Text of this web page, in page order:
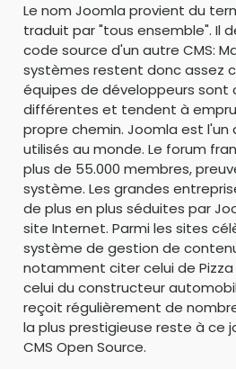
Le nom Joomla provient du
traduit par "tous ensemble". Il
code source d'un autre CMS:
systèmes restent donc assez
équipes de développeurs sont
différentes et tendent à
propre chemin. Joomla est l'un
utilisés au monde. Le forum
plus de 55.000 membres,
système. Les grandes
de plus en plus séduites par
site Internet. Parmi les sites
système de gestion de
notamment citer celui de Pizza
celui du constructeur
reçoit régulièrement de
la plus prestigieuse reste à ce
CMS Open Source.